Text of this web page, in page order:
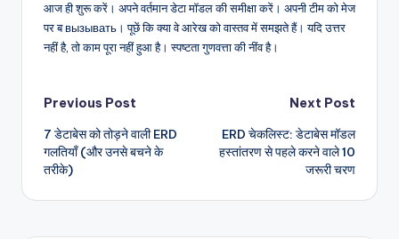
आज ही शुरू करें। अपने वर्तमान डेटा मॉडल की समीक्षा करें। अपनी टीम को मेज
पर ब вызывать। पूछें कि क्या वे आरेख को वास्तव में समझते हैं। यदि उत्तर
नहीं है, तो काम पूरा नहीं हुआ है। स्पष्टता गुणवत्ता की नींव है।
Post
navigation
Previous Post
7 डेटाबेस को तोड़ने वाली ERD
गलतियाँ (और उनसे बचने के
तरीके)
Next Post
ERD चेकलिस्ट: डेटाबेस मॉडल
हस्तांतरण से पहले करने वाले 10
जरूरी चरण